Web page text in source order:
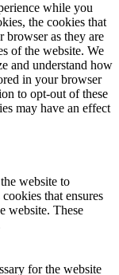
while you
the cookies that
browser as they are
of the website. We
and understand how
in your browser
to opt-out of these
may have an effect
website to
that ensures
website. These
for the website